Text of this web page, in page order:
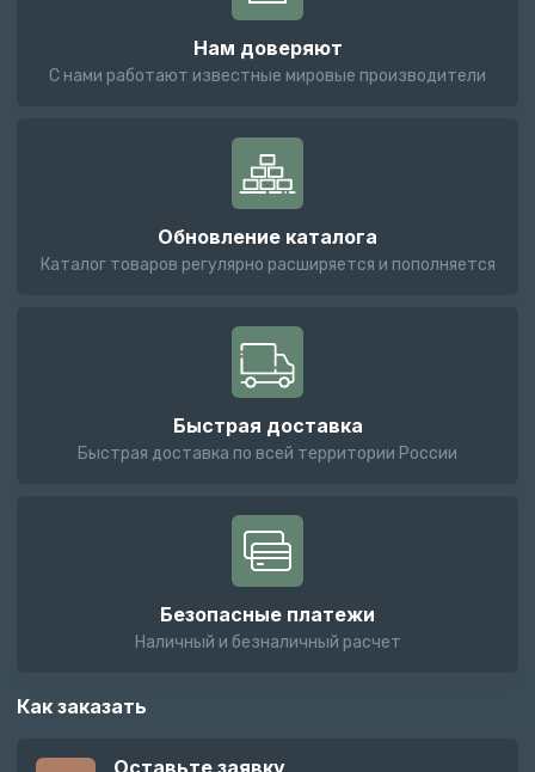
Нам доверяют
С нами работают известные мировые производители
Обновление каталога
Каталог товаров регулярно расширяется и пополняется
Быстрая доставка
Быстрая доставка по всей территории России
Безопасные платежи
Наличный и безналичный расчет
Как заказать
Оставьте заявку